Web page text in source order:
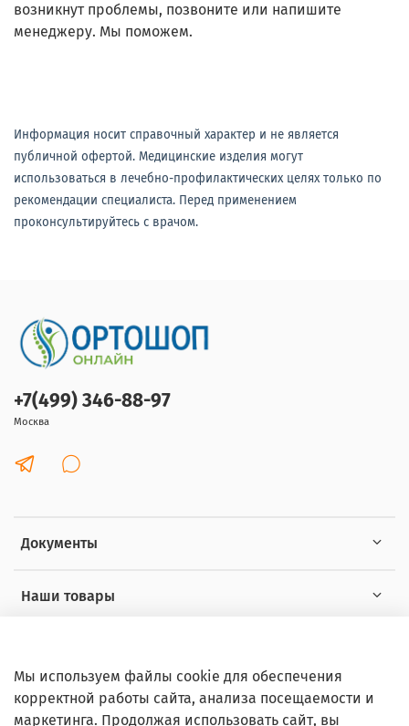
возникнут проблемы, позвоните или напишите
менеджеру. Мы поможем.
Информация носит справочный характер и не является
публичной офертой. Медицинские изделия могут
использоваться в лечебно-профилактических целях только по
рекомендации специалиста. Перед применением
проконсультируйтесь с врачом.
Документы
Наши товары
+7(499) 346-88-97
Москва
Мы используем файлы cookie для обеспечения
корректной работы сайта, анализа посещаемости и
маркетинга. Продолжая использовать сайт, вы